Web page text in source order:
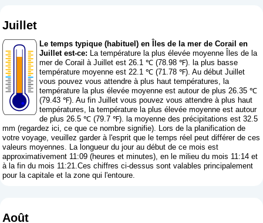
Juillet
Le temps typique (habituel) en Îles de la mer de Corail en
Juillet est-ce: La température la plus élevée moyenne Îles de la
mer de Corail à Juillet est 26.1 ℃ (78.98 ℉). la plus basse
température moyenne est 22.1 ℃ (71.78 ℉). Au début Juillet
vous pouvez vous attendre à plus haut températures, la
température la plus élevée moyenne est autour de plus 26.35 ℃
(79.43 ℉). Au fin Juillet vous pouvez vous attendre à plus haut
températures, la température la plus élevée moyenne est autour
de plus 26.5 ℃ (79.7 ℉). la moyenne des précipitations est 32.5
mm (regardez ici, ce que ce nombre signifie). Lors de la planification de
votre voyage, veuillez garder à l'esprit que le temps réel peut différer de ces
valeurs moyennes. La longueur du jour au début de ce mois est
approximativement 11:09 (heures et minutes), en le milieu du mois 11:14 et
à la fin du mois 11:21.Ces chiffres ci-dessus sont valables principalement
pour la capitale et la zone qui l'entoure.
Août